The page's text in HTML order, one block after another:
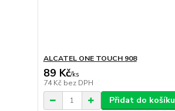
ALCATEL ONE TOUCH 908
89 Kč/ks
74 Kč bez DPH
Přidat do košíku